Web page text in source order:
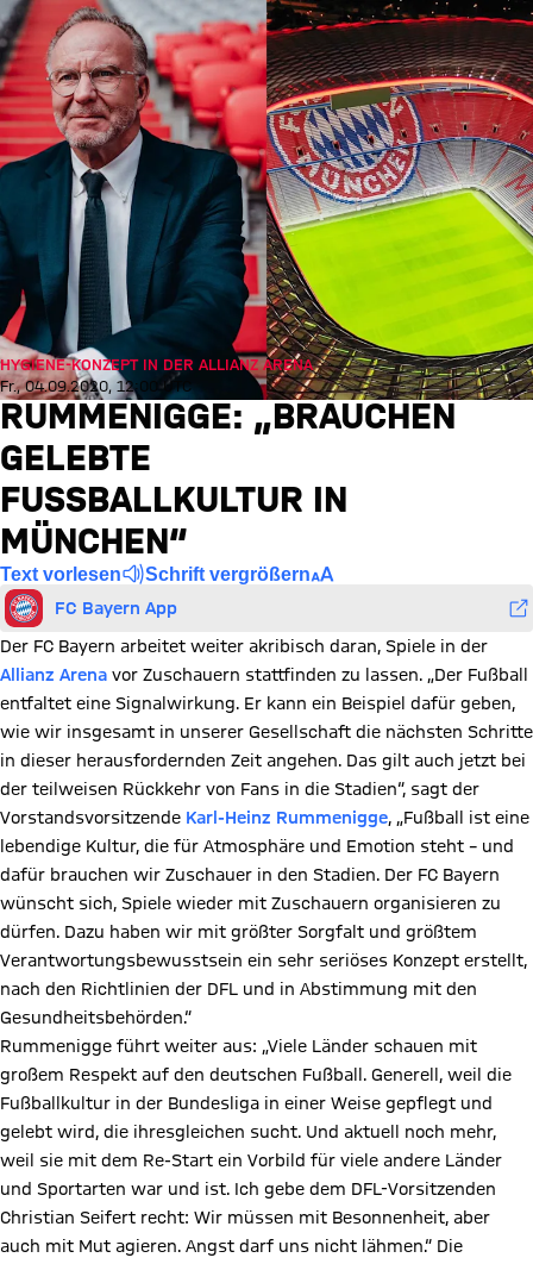
HYGIENE-KONZEPT IN DER ALLIANZ ARENA
Fr., 04.09.2020, 12:00 UTC
RUMMENIGGE: „BRAUCHEN
GELEBTE
FUSSBALLKULTUR IN M
ÜNCHEN“
Text vorlesen Schrift vergrößern
FC Bayern App
Der FC Bayern arbeitet weiter akribisch daran, Spiele in der
Allianz Arena vor Zuschauern stattfinden zu lassen. „Der Fußball
entfaltet eine Signalwirkung. Er kann ein Beispiel dafür geben,
wie wir insgesamt in unserer Gesellschaft die nächsten Schritte
in dieser herausfordernden Zeit angehen. Das gilt auch jetzt bei
der teilweisen Rückkehr von Fans in die Stadien“, sagt der
Vorstandsvorsitzende Karl-Heinz Rummenigge, „Fußball ist eine
lebendige Kultur, die für Atmosphäre und Emotion steht – und
dafür brauchen wir Zuschauer in den Stadien. Der FC Bayern
wünscht sich, Spiele wieder mit Zuschauern organisieren zu
dürfen. Dazu haben wir mit größter Sorgfalt und größtem
Verantwortungsbewusstsein ein sehr seriöses Konzept erstellt,
nach den Richtlinien der DFL und in Abstimmung mit den
Gesundheitsbehörden.“
Rummenigge führt weiter aus: „Viele Länder schauen mit
großem Respekt auf den deutschen Fußball. Generell, weil die
Fußballkultur in der Bundesliga in einer Weise gepflegt und
gelebt wird, die ihresgleichen sucht. Und aktuell noch mehr,
weil sie mit dem Re-Start ein Vorbild für viele andere Länder
und Sportarten war und ist. Ich gebe dem DFL-Vorsitzenden
Christian Seifert recht: Wir müssen mit Besonnenheit, aber
auch mit Mut agieren. Angst darf uns nicht lähmen.“ Die